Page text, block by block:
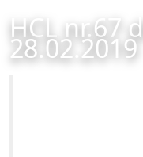
HCL nr.67
28.02.2019